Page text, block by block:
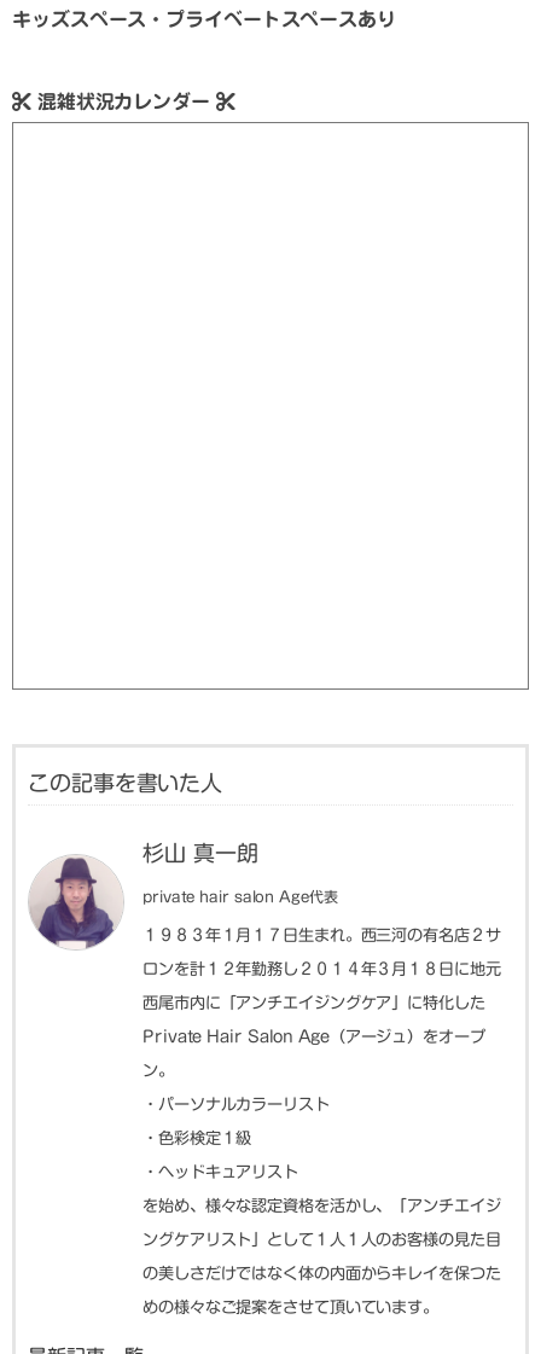
キッズスペース・プライベートスペースあり
混雑状況カレンダー
この記事を書いた人
杉山 真一朗
private hair salon Age代表
１９８３年１月１７日生まれ。西三河の有名店２サ
ロンを計１２年勤務し２０１４年３月１８日に地元
西尾市内に「アンチエイジングケア」に特化した
Private Hair Salon Age（アージュ）をオープ
ン。
・パーソナルカラーリスト
・色彩検定１級
・ヘッドキュアリスト
を始め、様々な認定資格を活かし、「アンチエイジ
ングケアリスト」として１人１人のお客様の見た目
の美しさだけではなく体の内面からキレイを保つた
めの様々なご提案をさせて頂いています。